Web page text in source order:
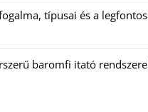
típusai és a
baromfi itató